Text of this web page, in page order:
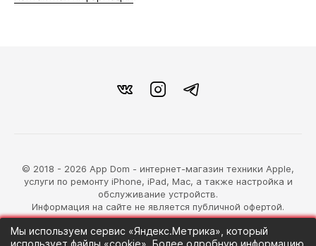
© 2018 - 2026 App Dom - интернет-магазин техники Apple,
услуги по ремонту iPhone, iPad, Mac, а также настройка и
обслуживание устройств.
Информация на сайте не является публичной офертой.
разработка магазина
Мы используем сервис «Яндекс.Метрика», который
использует файлы «cookie». Более одробную информацию